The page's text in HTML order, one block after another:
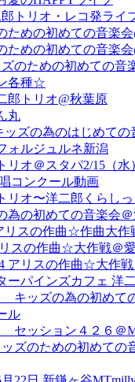
トリオ・レコ発ライ
ための初めての音楽
ための初めての音楽会
のための初めての音
各種☆
郎トリオ@秋葉原
丸
ズの為のはじめての
ォルジュルネ新潟
リオ＠スタパ2/15（水
コンクール動画
リオ〜洋二郎くらし
為の初めての音楽会
スの作曲☆作曲大作
スの作曲☆大作戦＠
アリスの作曲☆大作
ーパインズカフェ 洋
キッズの為の初めて
ル
セッション４２６＠
ッズのための初めての